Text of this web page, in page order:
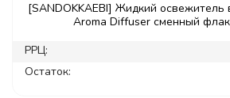
[SANDOKKAEBI] Жидкий
Aroma Diffuser сменный
РРЦ:
Остаток: